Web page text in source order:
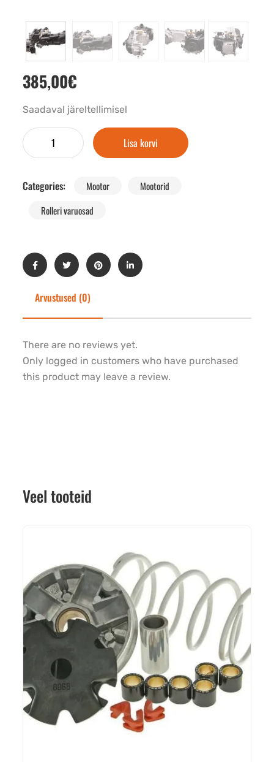
385,00€
Saadaval järeltellimisel
Lisa korvi
Categories: Mootor
Mootorid
Rolleri varuosad
Arvustused (0)
There are no reviews yet.
Only logged in customers who have purchased
this product may leave a review.
Veel tooteid